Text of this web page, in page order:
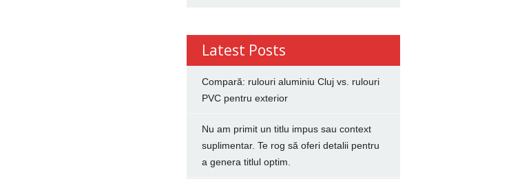
Latest Posts
Compară: rulouri aluminiu Cluj vs. rulouri
PVC pentru exterior
Nu am primit un titlu impus sau context
suplimentar. Te rog să oferi detalii pentru
a genera titlul optim.